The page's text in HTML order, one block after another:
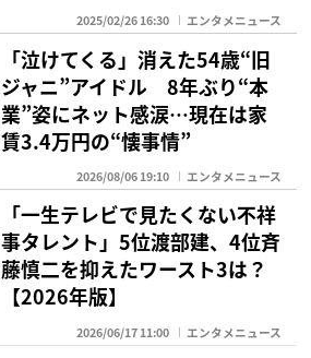
2025/02/26 16:30 エンタメニュース
「泣けてくる」消えた54歳“旧
ジャニ”アイドル 8年ぶり“本
業”姿にネット感涙…現在は家
賃3.4万円の“懐事情”
2026/08/06 19:10 エンタメニュース
「一生テレビで見たくない不祥
事タレント」5位渡部建、4位斉
藤慎二を抑えたワースト3は？
【2026年版】
2026/06/17 11:00 エンタメニュース